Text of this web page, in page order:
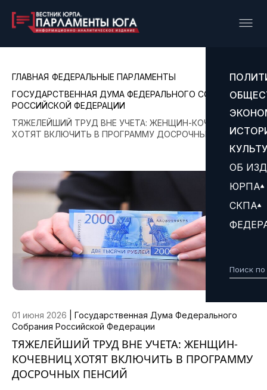
ОБ
ЮРПА
СКПА
ГЛАВНАЯ ФЕДЕРАЛЬНЫЕ ПАРЛАМЕНТЫ
ГОСУДАРСТВЕННАЯ ДУМА ФЕДЕРАЛЬНОГО СОБРАНИЯ
РОССИЙСКОЙ ФЕДЕРАЦИИ
ТЯЖЕЛЕЙШИЙ ТРУД ВНЕ УЧЕТА: ЖЕНЩИН-КОЧЕВНИЦ
ХОТЯТ ВКЛЮЧИТЬ В ПРОГРАММУ ДОСРОЧНЫХ ПЕНСИЙ
01 июня 2026
Государственная Дума Федерального
Собрания Российской Федерации
ТЯЖЕЛЕЙШИЙ ТРУД ВНЕ УЧЕТА: ЖЕНЩИН-
КОЧЕВНИЦ ХОТЯТ ВКЛЮЧИТЬ В ПРОГРАММУ
ДОСРОЧНЫХ ПЕНСИЙ